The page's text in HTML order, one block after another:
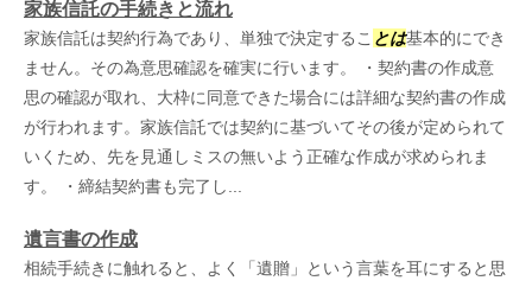
家族信託の手続きと流れ
家族信託は契約行為であり、単独で決定するこ とは基本的にでき
ません。その為意思確認を確実に行います。 ・契約書の作成意
思の確認が取れ、大枠に同意できた場合には詳細な契約書の作成
が行われます。家族信託では契約に基づいてその後が定められて
いくため、先を見通しミスの無いよう正確な作成が求められま
す。 ・締結契約書も完了し...
遺言書の作成
相続手続きに触れると、よく「遺贈」という言葉を耳にすると思